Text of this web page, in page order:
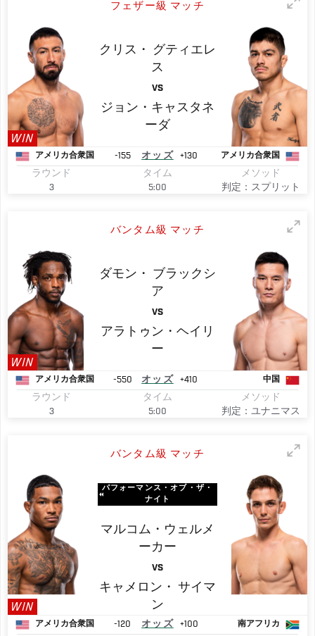
フェザー級 マッチ
WIN
クリス・
グティエレ
ス
VS
ジョン・キャスタネ
ーダ
アメリカ合衆国 -155 オッズ +130 アメリカ合衆国
ラウンド
3
タイム
5:00
メソッド
判定：スプリット
バンタム級 マッチ
WIN
ダモン・
ブラックシ
ア
VS
アラトゥン・ヘイリ
ー
アメリカ合衆国 -550 オッズ +410 中国
ラウンド
3
タイム
5:00
メソッド
判定：ユナニマス
バンタム級 マッチ
WIN
パフォーマンス・オブ・ザ・
ナイト
マルコム・ウェルメ
ーカー
VS
キャメロン・
サイマ
ン
アメリカ合衆国 -120 オッズ +100 南アフリカ